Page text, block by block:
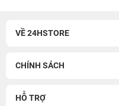
VỀ 24HSTORE
CHÍNH SÁCH
HỖ TRỢ